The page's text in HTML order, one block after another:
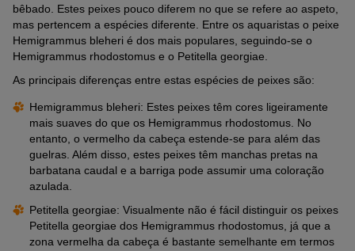
bêbado. Estes peixes pouco diferem no que se refere ao aspeto,
mas pertencem a espécies diferente. Entre os aquaristas o peixe
Hemigrammus bleheri é dos mais populares, seguindo-se o
Hemigrammus rhodostomus e o Petitella georgiae.
As principais diferenças entre estas espécies de peixes são:
Hemigrammus bleheri: Estes peixes têm cores ligeiramente
mais suaves do que os Hemigrammus rhodostomus. No
entanto, o vermelho da cabeça estende-se para além das
guelras. Além disso, estes peixes têm manchas pretas na
barbatana caudal e a barriga pode assumir uma coloração
azulada.
Petitella georgiae: Visualmente não é fácil distinguir os peixes
Petitella georgiae dos Hemigrammus rhodostomus, já que a
zona vermelha da cabeça é bastante semelhante em termos